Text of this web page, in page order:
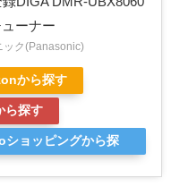
ーナー
ック(Panasonic)
から探す
ら探す
ショッピングから探